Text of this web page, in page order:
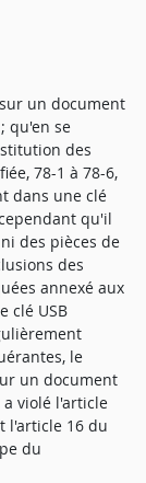
un document
qu'en se
des
78-1 à 78-6,
dans une clé
qu'il
des pièces de
des
annexé aux
clé USB
le
un document
violé l'article
l'article 16 du
du